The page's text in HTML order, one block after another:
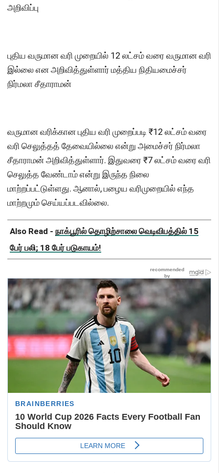
அறிவிப்பு
புதிய வருமான வரி முறையில் 12 லட்சம் வரை வருமான வரி
இல்லை என அறிவித்துள்ளார் மத்திய நிதியமைச்சர்
நிர்மலா சீதாராமன்
வருமான வரிக்கான புதிய வரி முறைப்படி ₹12 லட்சம் வரை
வரி செலுத்தத் தேவையில்லை என்று அமைச்சர் நிர்மலா
சீதாராமன் அறிவித்துள்ளார். இதுவரை ₹7 லட்சம் வரை வரி
செலுத்த வேண்டாம் என்று இருந்த நிலை
மாற்றப்பட்டுள்ளது. ஆனால், பழைய வரிமுறையில் எந்த
மாற்றமும் செய்யப்படவில்லை.
Also Read - நாக்பூரில் தொழிற்சாலை வெடிவிபத்தில் 15
பேர் பலி; 18 பேர் படுகாயம்!